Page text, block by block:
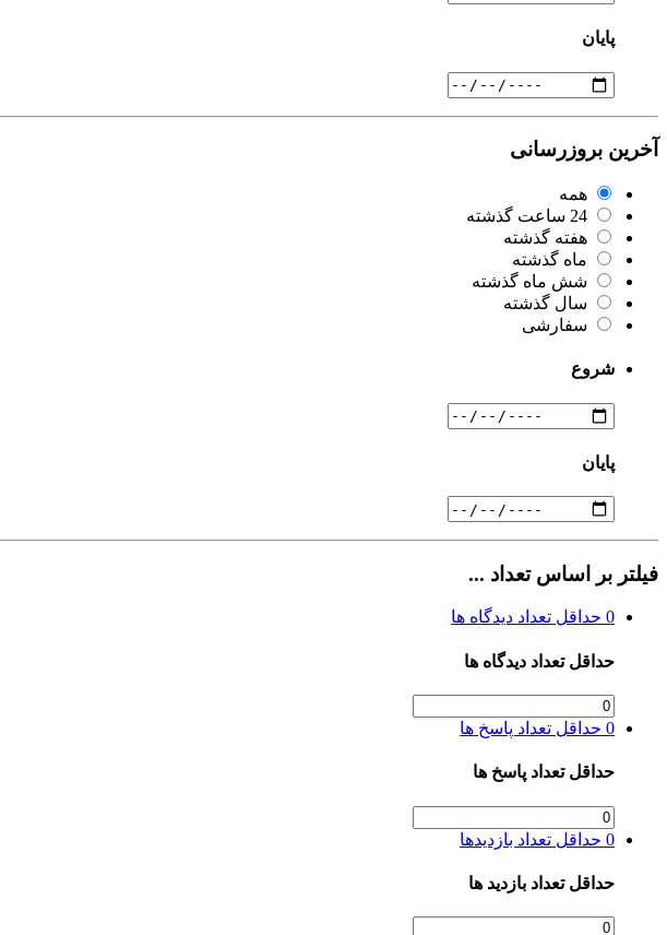
پایان
آخرین بروزرسانی
همه
24 ساعت گذشته
هفته گذشته
ماه گذشته
شش ماه گذشته
سال گذشته
سفارشی
شروع
پایان
فیلتر بر اساس تعداد ...
0 حداقل تعداد دیدگاه ها
حداقل تعداد دیدگاه ها
0 حداقل تعداد پاسخ ها
حداقل تعداد پاسخ ها
0 حداقل تعداد بازدیدها
حداقل تعداد بازدید ها